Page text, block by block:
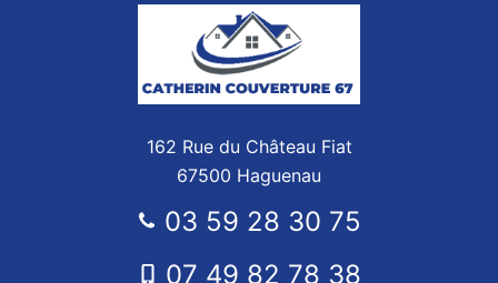
162 Rue du Château Fiat
67500 Haguenau
03 59 28 30 75
07 49 82 78 38